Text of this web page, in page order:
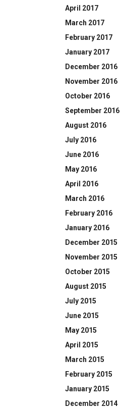
April 2017
March 2017
February 2017
January 2017
December 2016
November 2016
October 2016
September 2016
August 2016
July 2016
June 2016
May 2016
April 2016
March 2016
February 2016
January 2016
December 2015
November 2015
October 2015
August 2015
July 2015
June 2015
May 2015
April 2015
March 2015
February 2015
January 2015
December 2014